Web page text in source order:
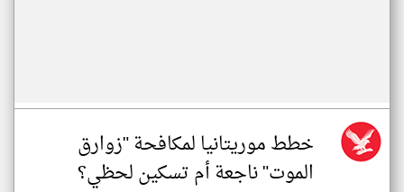
خطط موريتانيا لمكافحة "زوارق
الموت" ناجعة أم تسكين لحظي؟